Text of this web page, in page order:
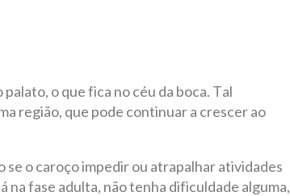
o que fica no céu da boca. Tal
região, que pode continuar a crescer ao
se o caroço impedir ou atrapalhar atividades
na fase adulta, não tenha dificuldade alguma,